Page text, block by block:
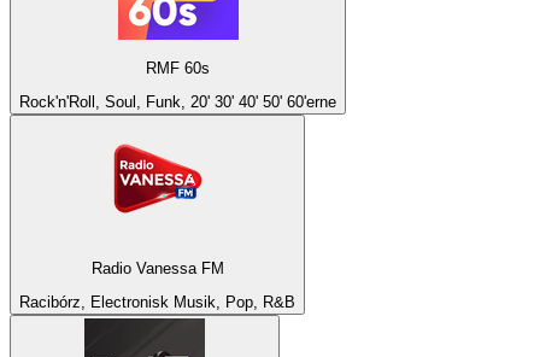
RMF 60s
Rock'n'Roll, Soul, Funk, 20' 30' 40' 50' 60'erne
Radio Vanessa FM
Racibórz, Electronisk Musik, Pop, R&B